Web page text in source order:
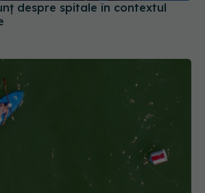
despre spitale în contextul